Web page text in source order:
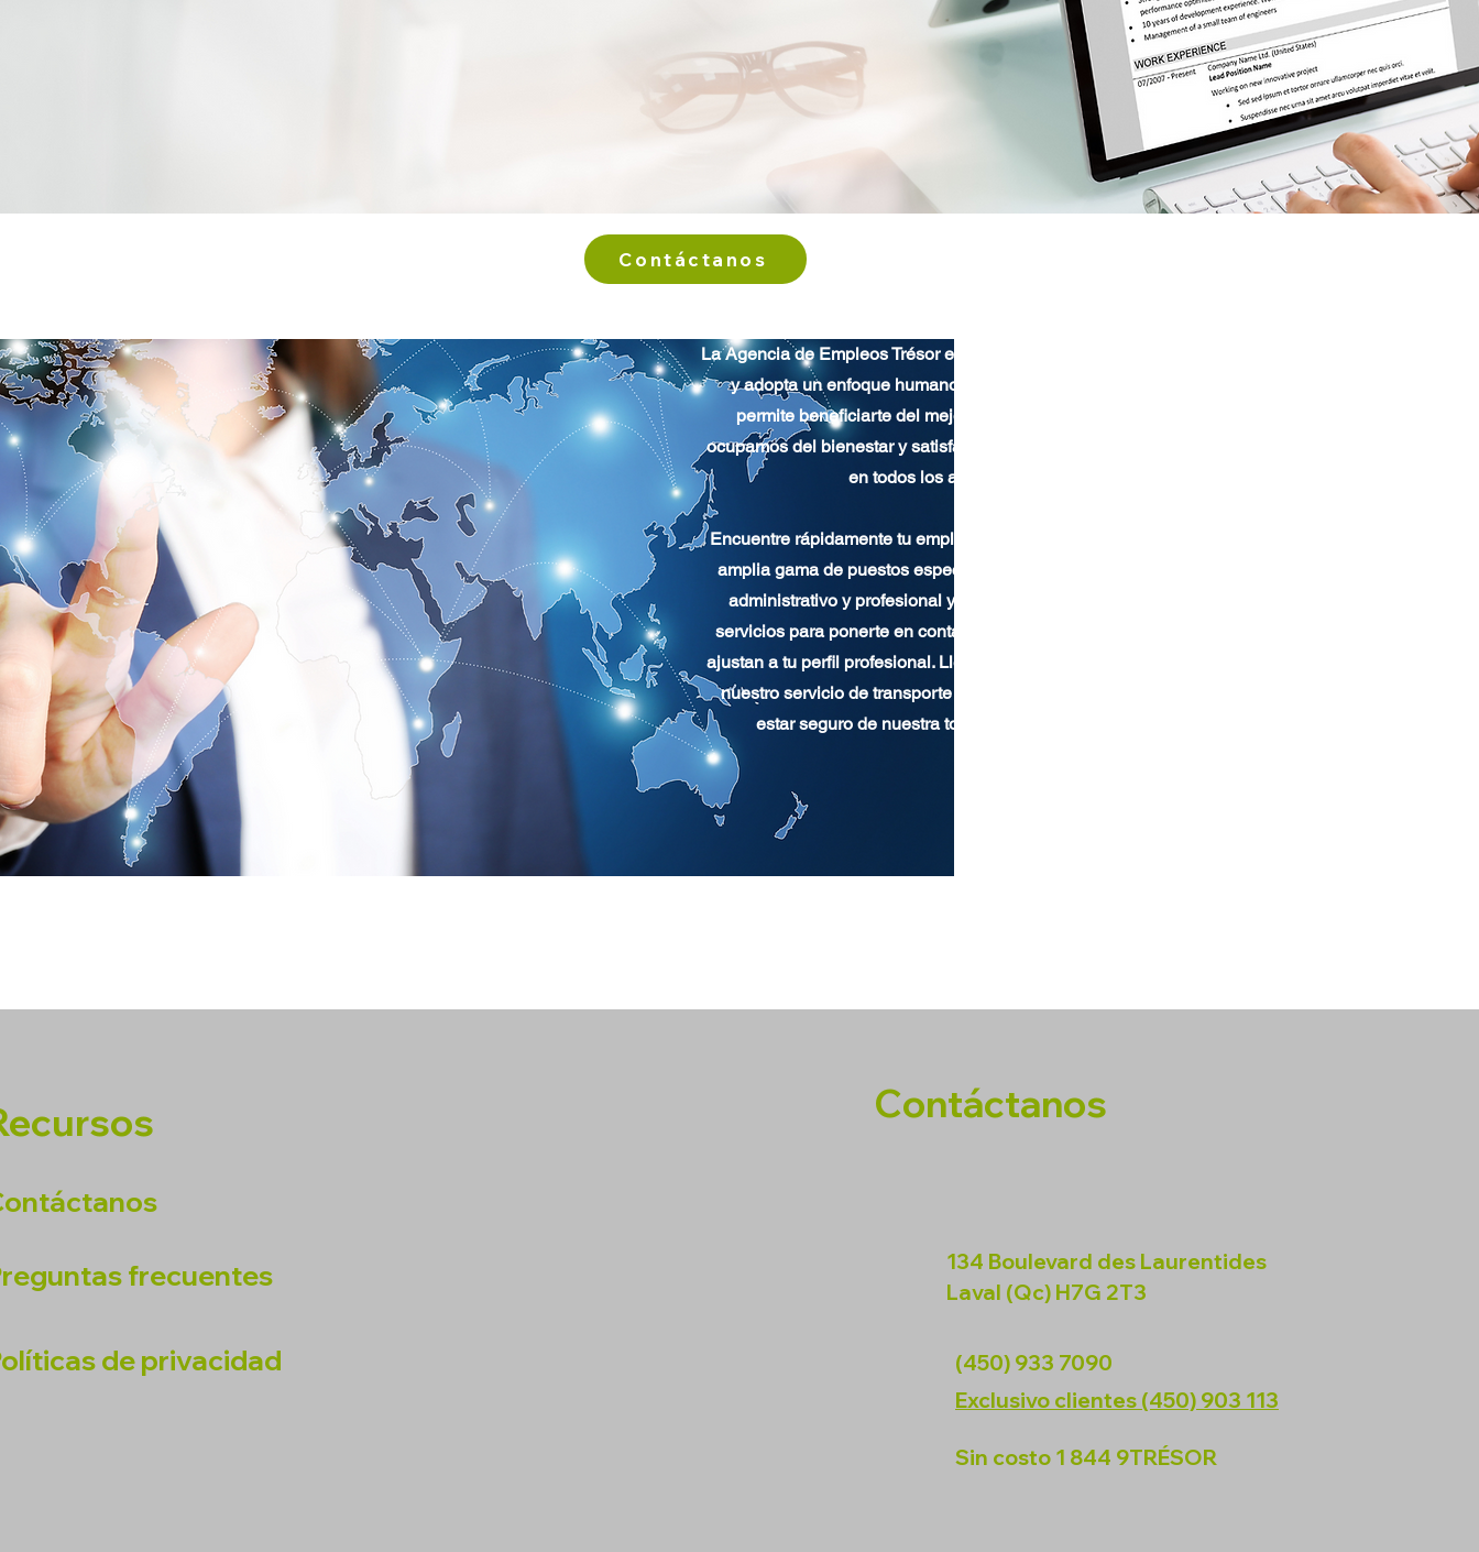
Contáctanos
La Agencia de Empleos Trésor es experta en diversas áreas
y adopta un enfoque humano y personalizado que te
permite beneficiarte del mejor servicio posible. Nos
ocupamos del bienestar y satisfacción de nuestros clientes
en todos los aspectos.
Encuentre rápidamente tu empleo ideal accediendo a una
amplia gama de puestos especializados en los sectores
administrativo y profesional y aprovechando nuestros
servicios para ponerte en contacto con empresas que se
ajustan a tu perfil profesional. Llega a tu nuevo empleo con
nuestro servicio de transporte gratuito. También puedes
estar seguro de nuestra total confidencialidad.
frecuentes
de privacidad
Contáctanos
134 Boulevard des Laurentides
Laval (Qc) H7G 2T3
(450) 933 7090
Exclusivo clientes (450) 903 113
Sin costo 1 844 9TRÉSOR